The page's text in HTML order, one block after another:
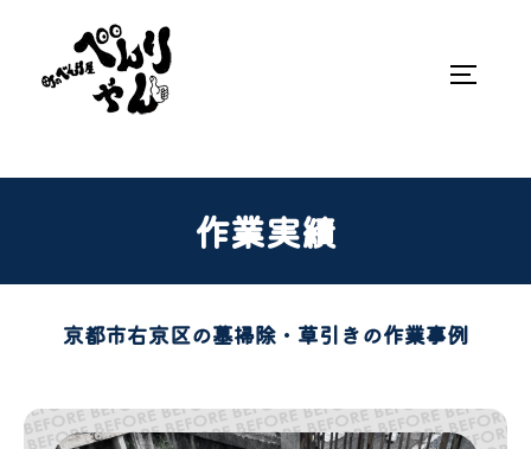
作業実績
京都市右京区の墓掃除・草引きの作業事例